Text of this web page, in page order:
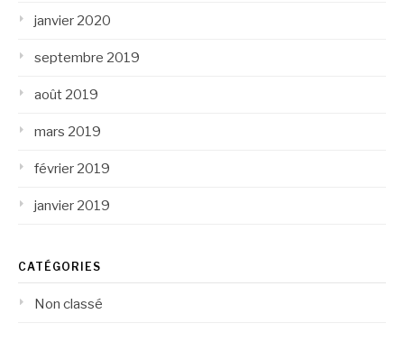
janvier 2020
septembre 2019
août 2019
mars 2019
février 2019
janvier 2019
CATÉGORIES
Non classé